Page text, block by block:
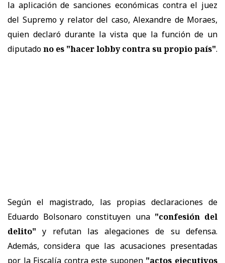
la aplicación de sanciones económicas contra el juez
del Supremo y relator del caso, Alexandre de Moraes,
quien declaró durante la vista que la función de un
diputadono es "hacer lobby contra su propio país".
Según el magistrado, las propias declaraciones de
Eduardo Bolsonaro constituyen una "confesión del
delito" y refutan las alegaciones de su defensa.
Además, considera que las acusaciones presentadas
por la Fiscalía contra este suponen "actos ejecutivos